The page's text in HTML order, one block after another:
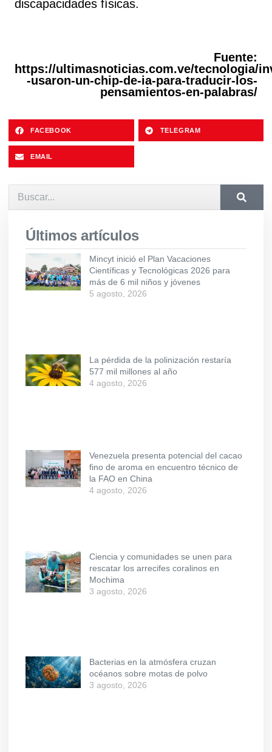
discapacidades físicas.
Fuente:
https://ultimasnoticias.com.ve/tecnologia/
-usaron-un-chip-de-ia-para-traducir-los-
pensamientos-en-palabras/
FACEBOOK TELEGRAM
EMAIL
Últimos artículos
Mincyt inició el Plan Vacaciones
Científicas y Tecnológicas 2026 para
más de 6 mil niños y jóvenes
5 agosto, 2026
La pérdida de la polinización restaría
577 mil millones al año
4 agosto, 2026
Venezuela presenta potencial del cacao
fino de aroma en encuentro técnico de
la FAO en China
4 agosto, 2026
Ciencia y comunidades se unen para
rescatar los arrecifes coralinos en
Mochima
3 agosto, 2026
Bacterias en la atmósfera cruzan
océanos sobre motas de polvo
3 agosto, 2026